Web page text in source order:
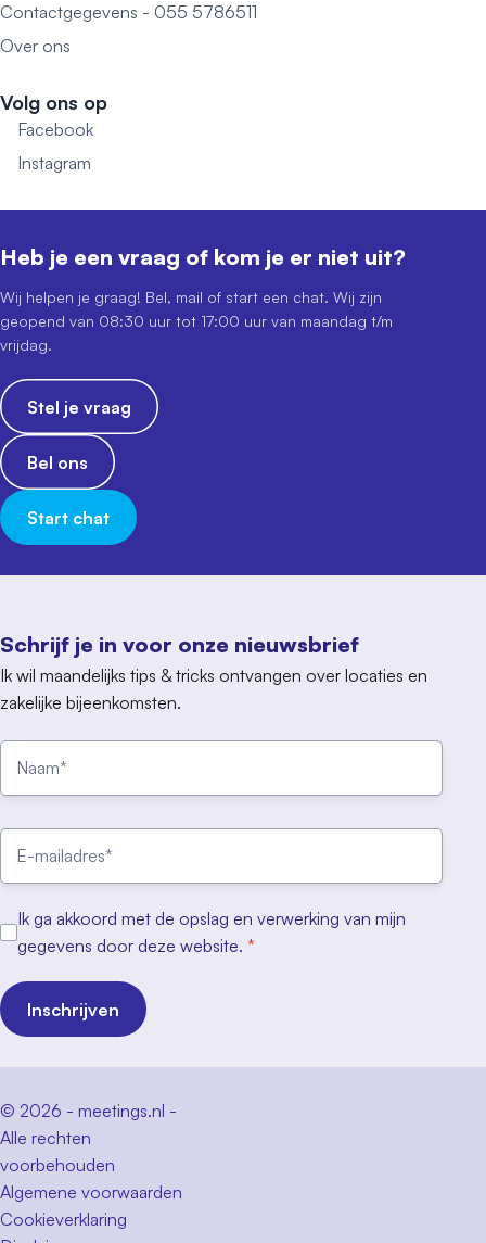
Contactgegevens - 055 5786511
Over ons
Volg ons op
Facebook
Instagram
Schrijf je in voor onze nieuwsbrief
Ik wil maandelijks tips & tricks ontvangen over locaties en
zakelijke bijeenkomsten.
Ik ga akkoord met de opslag en verwerking van mijn
gegevens door deze website. *
Inschrijven
Heb je een vraag of kom je er niet uit?
Wij helpen je graag! Bel, mail of start een chat. Wij zijn
geopend van 08:30 uur tot 17:00 uur van maandag t/m
vrijdag.
Stel je vraag
Bel ons
Start chat
© 2026 - meetings.nl -
Alle rechten
voorbehouden
Algemene voorwaarden
Cookieverklaring